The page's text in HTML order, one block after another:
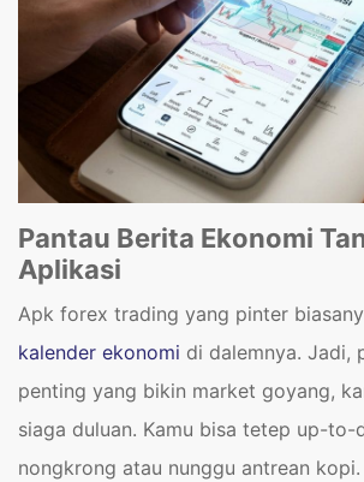
Pantau Berita Ekonomi
Aplikasi
Apk forex trading yang pinter
kalender ekonomi di dalemnya. Jadi,
penting yang bikin market goyang,
siaga duluan. Kamu bisa tetep up-to-
nongkrong atau nunggu antrean kopi.